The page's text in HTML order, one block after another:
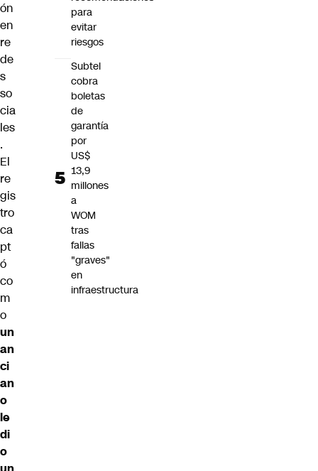
ón
en
re
de
s
so
cia
les
.
El
re
gis
tro
ca
pt
ó
co
m
o
un
an
ci
an
o
le
di
o
para
evitar
riesgos
Subtel
cobra
boletas
de
garantía
por
US$
13,9
millones
a
WOM
tras
fallas
"graves"
en
infraestructura